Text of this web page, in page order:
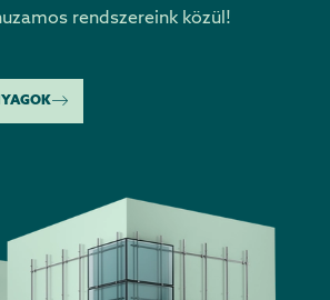
rendszereink közül!